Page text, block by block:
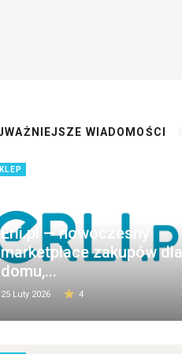
WIADOMOŚCI
Erli.pl — nowoczesny
marketplace zakupów dla
domu,...
25 Luty 2026 4